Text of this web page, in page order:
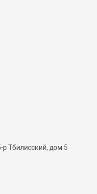
р Тбилисский, дом 5